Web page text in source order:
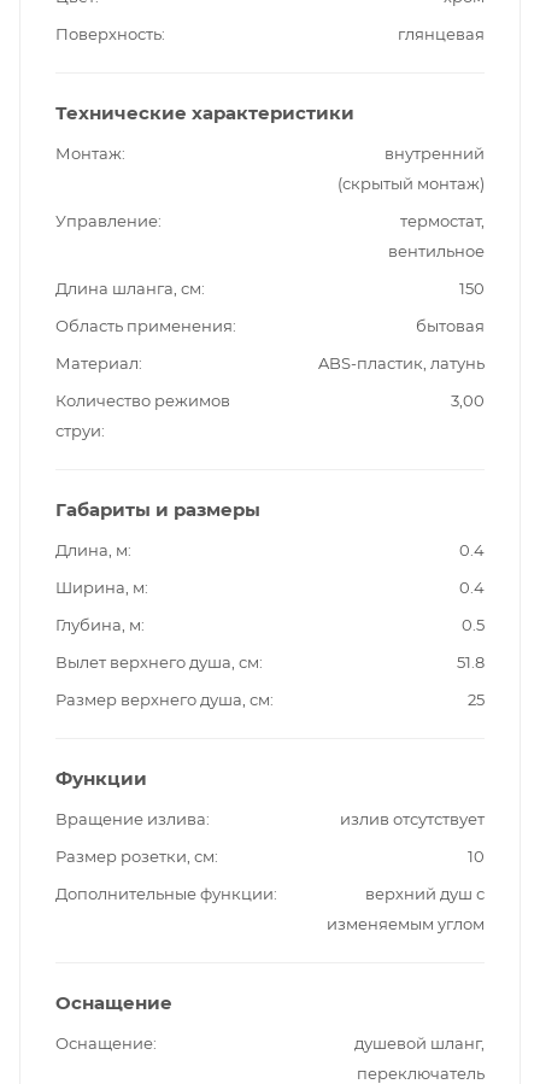
Поверхность
глянцевая
Технические характеристики
Монтаж
внутренний
(скрытый монтаж)
Управление
термостат,
вентильное
Длина шланга, см
150
Область применения
бытовая
Материал
ABS-пластик, латунь
Количество режимов
струи
3,00
Габариты и размеры
Длина, м
0.4
Ширина, м
0.4
Глубина, м
0.5
Вылет верхнего душа, см
51.8
Размер верхнего душа, см
25
Функции
Вращение излива
излив отсутствует
Размер розетки, см
10
Дополнительные функции
верхний душ с
изменяемым углом
Оснащение
Оснащение
душевой шланг,
переключатель